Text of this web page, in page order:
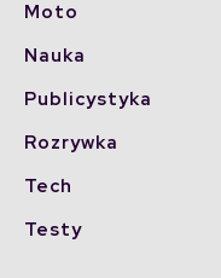
Moto
Nauka
Publicystyka
Rozrywka
Tech
Testy